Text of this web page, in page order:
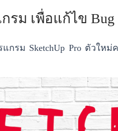
รม เพื่อแก้ไข Bug
รม SketchUp Pro ตัวใหม่